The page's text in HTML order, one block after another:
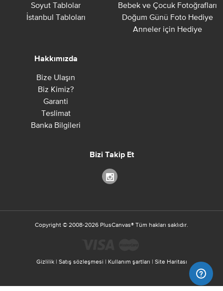
Soyut Tablolar
İstanbul Tabloları
Bebek ve Çocuk Fotoğrafları
Doğum Günü Foto Hediye
Anneler için Hediye
Hakkımızda
Bize Ulaşın
Biz Kimiz?
Garanti
Teslimat
Banka Bilgileri
Bizi Takip Et
Copyright © 2008-2026 PlusCanvas® Tüm hakları saklıdır.
Gizlilik| Satış sözleşmesi | Kullanım şartları | Site Haritası